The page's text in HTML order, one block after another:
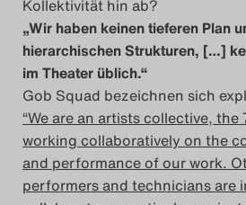
Das
2017
Das
2018
Das
Kollektivität hin ab?
„Wir haben keinen tieferen Plan
hierarchischen Strukturen, […]
im Theater üblich.“
Gob Squad bezeichnen sich
“We are an artists collective, the
working collaboratively on the
and performance of our work.
performers and technicians are